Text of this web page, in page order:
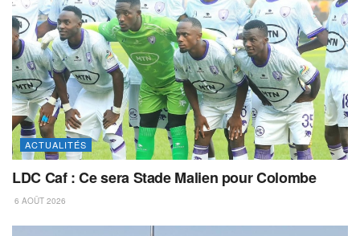
ACTUALITÉS
LDC Caf : Ce sera Stade Malien pour Colombe
6 AOÛT 2026